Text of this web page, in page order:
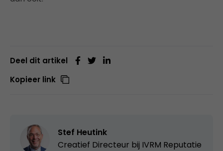
Deel dit artikel
Kopieer link
Stef Heutink
Creatief Directeur bij IVRM Reputatie